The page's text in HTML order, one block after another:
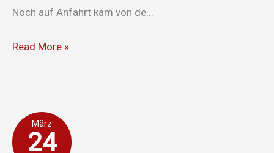
Noch auf Anfahrt kam von de...
Read More »
März
24
gemeldete
Explosion